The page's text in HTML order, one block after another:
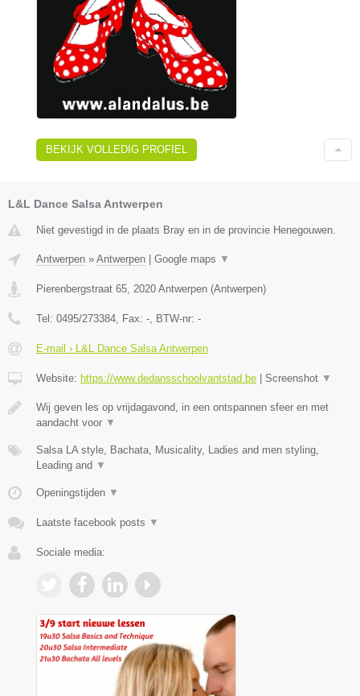
BEKIJK VOLLEDIG PROFIEL
L&L Dance Salsa Antwerpen
Niet gevestigd in de plaats Bray en in de provincie Henegouwen.
Antwerpen » Antwerpen | Google maps ▼
Pierenbergstraat 65 2020 Antwerpen (Antwerpen)
Tel: 0495/273384 , Fax: - , BTW-nr: -
E-mail › L&L Dance Salsa Antwerpen
Website: https://www.dedansschoolvantstad.be | Screenshot ▼
Wij geven les op vrijdagavond, in een ontspannen sfeer en met
aandacht voor ▼
Salsa LA style, Bachata, Musicality, Ladies and men styling,
Leading and ▼
Openingstijden ▼
Laatste facebook posts ▼
Sociale media: